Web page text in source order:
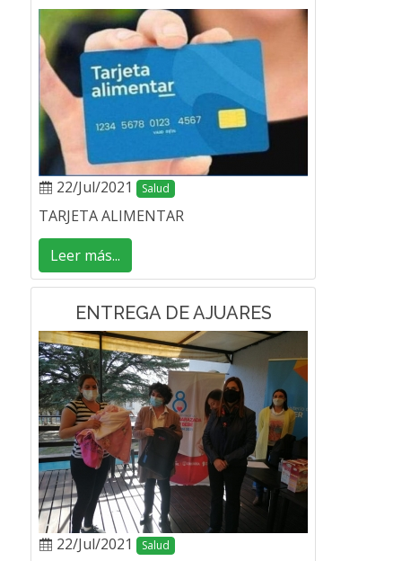
22/Jul/2021 Salud
TARJETA ALIMENTAR
Leer más...
ENTREGA DE AJUARES
22/Jul/2021 Salud